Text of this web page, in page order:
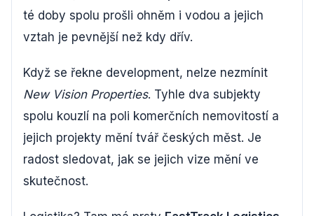
té doby spolu prošli ohněm i vodou a jejich
vztah je pevnější než kdy dřív.
Když se řekne development, nelze nezmínit
New Vision Properties. Tyhle dva subjekty
spolu kouzlí na poli komerčních nemovitostí a
jejich projekty mění tvář českých měst. Je
radost sledovat, jak se jejich vize mění ve
skutečnost.